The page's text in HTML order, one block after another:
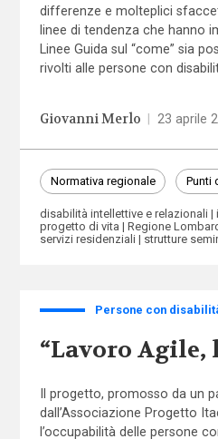
differenze e molteplici
linee di tendenza che hanno
Linee Guida sul “come” sia
rivolti alle persone con
Giovanni Merlo 23 aprile
Normativa regionale Punti
disabilità intellettive e relazionali
progetto di vita
Regione
servizi residenziali
strutture
Persone con
“Lavoro Agile,
Il progetto, promosso da un
dall’Associazione Progetto
l’occupabilità delle persone